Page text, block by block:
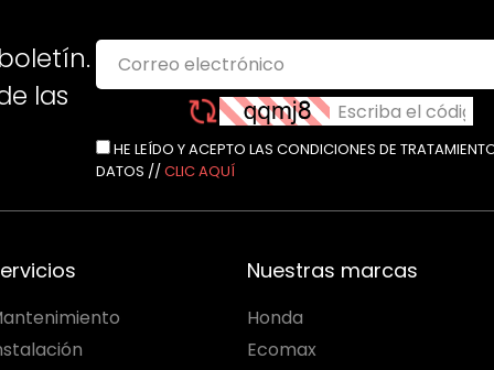
las
HE LEÍDO Y ACEPTO LAS CONDICIONES DE
DATOS // CLIC AQUÍ
Nuestras marcas
Honda
Ecomax